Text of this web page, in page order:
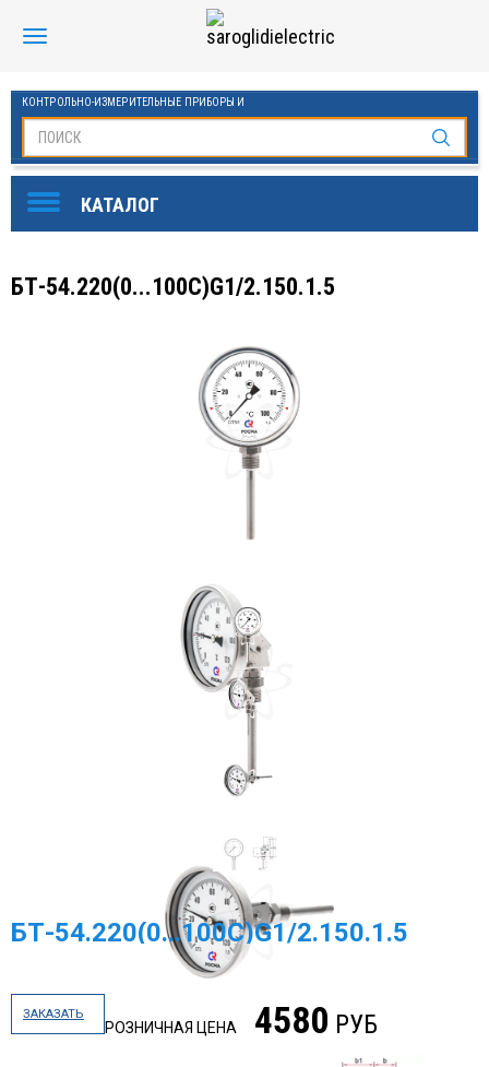
КОНТРОЛЬНО-ИЗМЕРИТЕЛЬНЫЕ ПРИБОРЫ И
ОБОРУДОВАНИЕ ДЛЯ БАССЕЙНОВ
ЧАСТОТНЫЕ ПРЕОБРАЗОВАТЕЛИ ESQ
НАСОСНОЕ ОБОРУДОВАНИЕ
ГАЗОВОЕ ОБОРУДОВАНИЕ
ЭКОМЕРА МАНОМЕТРЫ, СЧЕТЧИКИ ВОДЫ
ЗАПОРНАЯ АРМАТУРА И УКАЗАТЕЛИ УРОВНЯ
ИЗМЕРИТЕЛЬНЫЙ ИНСТРУМЕНТ
ТЕРМОМЕТРЫ, ГИГРОМЕТРЫ ВИТ
БТ-54.220(0...100С)G1/2.150.1.5
БТ-54.220(0...100С)G1/2.150.1.5
ЗАКАЗАТЬ
РОЗНИЧНАЯ ЦЕНА 4580 РУБ